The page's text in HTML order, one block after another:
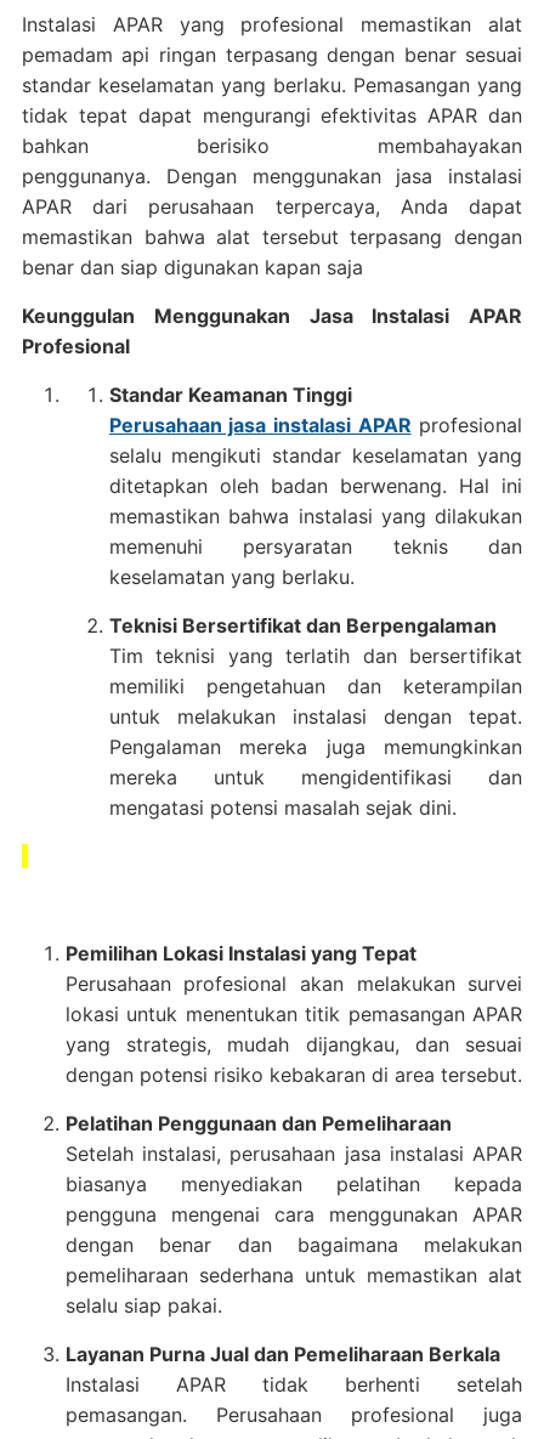
Instalasi APAR yang profesional memastikan alat
pemadam api ringan terpasang dengan benar sesuai
standar keselamatan yang berlaku. Pemasangan yang
tidak tepat dapat mengurangi efektivitas APAR dan
bahkan berisiko membahayakan
penggunanya.
Dengan menggunakan jasa instalasi
APAR dari perusahaan terpercaya, Anda dapat
memastikan bahwa alat tersebut terpasang dengan
benar dan siap digunakan kapan saja
Keunggulan Menggunakan Jasa Instalasi APAR
Profesional
Standar Keamanan Tinggi
Perusahaan jasa instalasi APAR profesional
selalu mengikuti standar keselamatan yang
ditetapkan oleh badan berwenang. Hal ini
memastikan bahwa instalasi yang dilakukan
memenuhi persyaratan teknis dan
keselamatan yang berlaku.
Teknisi Bersertifikat dan Berpengalaman
Tim teknisi yang terlatih dan bersertifikat
memiliki pengetahuan dan keterampilan
untuk melakukan instalasi dengan tepat.
Pengalaman mereka juga memungkinkan
mereka untuk mengidentifikasi dan
mengatasi potensi masalah sejak dini.
Pemilihan Lokasi Instalasi yang Tepat
Perusahaan profesional akan melakukan survei
lokasi untuk menentukan titik pemasangan APAR
yang strategis, mudah dijangkau, dan sesuai
dengan potensi risiko kebakaran di area tersebut.
Pelatihan Penggunaan dan Pemeliharaan
Setelah instalasi, perusahaan jasa instalasi APAR
biasanya menyediakan pelatihan kepada
pengguna mengenai cara menggunakan APAR
dengan benar dan bagaimana melakukan
pemeliharaan sederhana untuk memastikan alat
selalu siap pakai.
Layanan Purna Jual dan Pemeliharaan Berkala
Instalasi APAR tidak berhenti setelah
pemasangan. Perusahaan profesional juga